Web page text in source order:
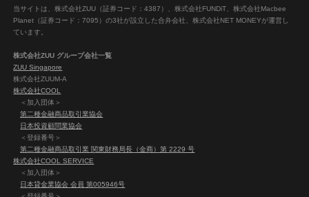
当サイトは、株式会社ZUU（証券コード：4387）、株式会社FUNDiT、株式会社Macbee
Planet（証券コード：7095）の3社が設立した合弁会社、株式会社NET MONEYが運営し
ています。
株式会社ZUU グループ会社一覧
ZUU Singapore
株式会社ZUUM-A
株式会社COOL
＜加入団体＞
第二種金融商品取引業協会
日本投資顧問業協会
＜登録番号＞
第二種金融商品取引業 関東財務局長（金商）第 2229 号
株式会社COOL SERVICE
＜加入団体＞
日本貸金業協会 会員 第005946号